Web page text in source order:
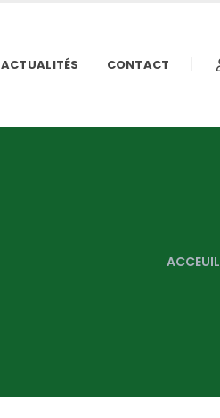
ACTUALITÉS CONTACT
ACCEUIL